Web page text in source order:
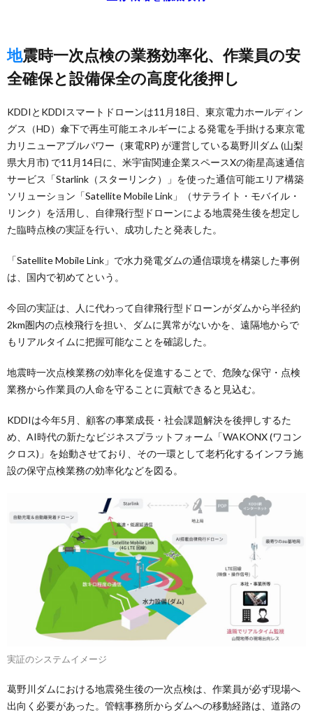
地震時一次点検の業務効率化、作業員の安
全確保と設備保全の高度化後押し
KDDIとKDDIスマートドローンは11月18日、東京電力ホールディン
グス（HD）傘下で再生可能エネルギーによる発電を手掛ける東京電
力リニューアブルパワー（東電RP) が運営している葛野川ダム (山梨
県大月市) で11月14日に、米宇宙関連企業スペースXの衛星高速通信
サービス「Starlink（スターリンク）」を使った通信可能エリア構築
ソリューション「Satellite Mobile Link」（サテライト・モバイル・
リンク）を活用し、自律飛行型ドローンによる地震発生後を想定し
た臨時点検の実証を行い、成功したと発表した。
「Satellite Mobile Link」で水力発電ダムの通信環境を構築した事例
は、国内で初めてという。
今回の実証は、人に代わって自律飛行型ドローンがダムから半径約
2km圏内の点検飛行を担い、ダムに異常がないかを、遠隔地からで
もリアルタイムに把握可能なことを確認した。
地震時一次点検業務の効率化を促進することで、危険な保守・点検
業務から作業員の人命を守ることに貢献できると見込む。
KDDIは今年5月、顧客の事業成長・社会課題解決を後押しするた
め、AI時代の新たなビジネスプラットフォーム「WAKONX (ワコン
クロス)」を始動させており、その一環として老朽化するインフラ施
設の保守点検業務の効率化などを図る。
実証のシステムイメージ
葛野川ダムにおける地震発生後の一次点検は、作業員が必ず現場へ
出向く必要があった。管轄事務所からダムへの移動経路は、道路の